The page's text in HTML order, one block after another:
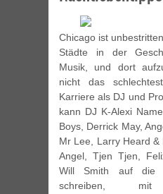
Chicago ist
Städte in der
Musik, und dort
nicht das
Karriere als DJ und
kann DJ K-Alexi
Boys, Derrick May,
Mr Lee, Larry Heard &
Angel, Tjen Tjen,
Will Smith auf die
schreiben,